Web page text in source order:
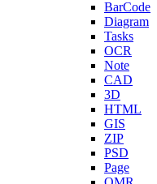
BarCode
Diagram
Tasks
OCR
Note
CAD
3D
HTML
GIS
ZIP
PSD
Page